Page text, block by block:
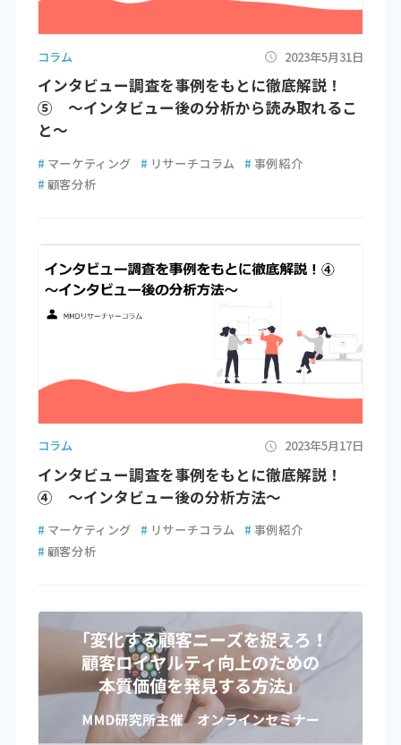
コラム 2023年5月31日
インタビュー調査を事例をもとに徹底解説！
⑤ ～インタビュー後の分析から読み取れるこ
と～
# マーケティング # リサーチコラム # 事例紹介
# 顧客分析
コラム 2023年5月17日
インタビュー調査を事例をもとに徹底解説！
④ ～インタビュー後の分析方法～
# マーケティング # リサーチコラム # 事例紹介
# 顧客分析